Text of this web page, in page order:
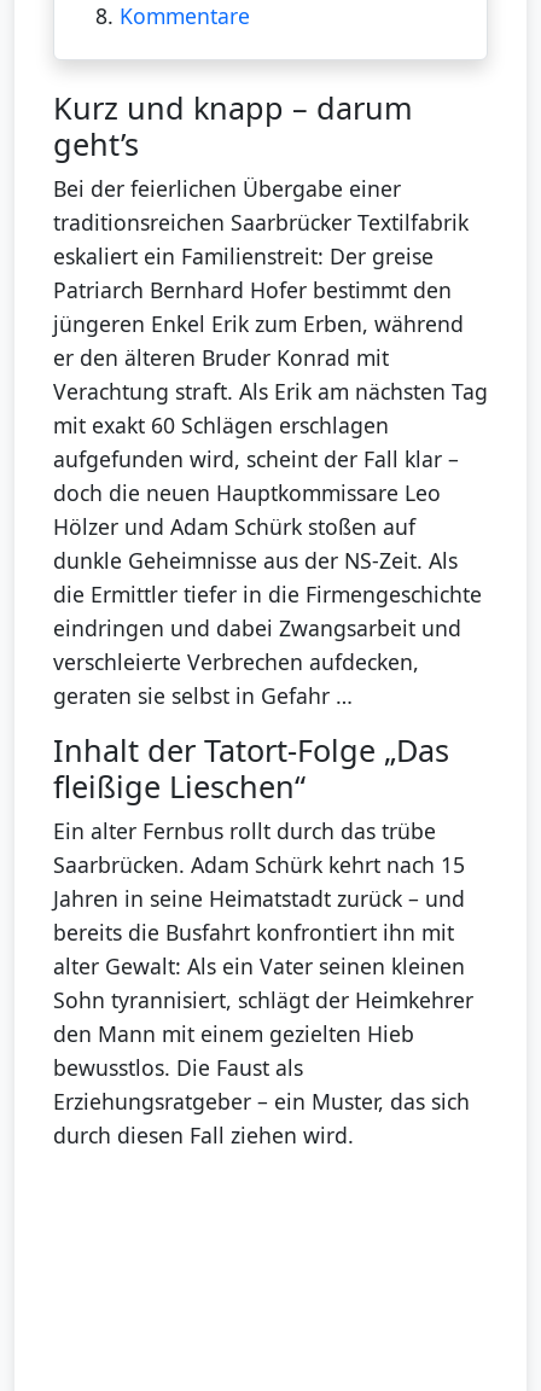
8. Kommentare
Kurz und knapp – darum
geht’s
Bei der feierlichen Übergabe einer
traditionsreichen Saarbrücker Textilfabrik
eskaliert ein Familienstreit: Der greise
Patriarch Bernhard Hofer bestimmt den
jüngeren Enkel Erik zum Erben, während
er den älteren Bruder Konrad mit
Verachtung straft. Als Erik am nächsten Tag
mit exakt 60 Schlägen erschlagen
aufgefunden wird, scheint der Fall klar –
doch die neuen Hauptkommissare Leo
Hölzer und Adam Schürk stoßen auf
dunkle Geheimnisse aus der NS-Zeit. Als
die Ermittler tiefer in die Firmengeschichte
eindringen und dabei Zwangsarbeit und
verschleierte Verbrechen aufdecken,
geraten sie selbst in Gefahr …
Inhalt der Tatort-Folge „Das
fleißige Lieschen“
Ein alter Fernbus rollt durch das trübe
Saarbrücken. Adam Schürk kehrt nach 15
Jahren in seine Heimatstadt zurück – und
bereits die Busfahrt konfrontiert ihn mit
alter Gewalt: Als ein Vater seinen kleinen
Sohn tyrannisiert, schlägt der Heimkehrer
den Mann mit einem gezielten Hieb
bewusstlos. Die Faust als
Erziehungsratgeber – ein Muster, das sich
durch diesen Fall ziehen wird.